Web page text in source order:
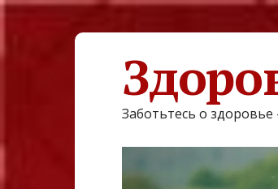
Заботьтесь о